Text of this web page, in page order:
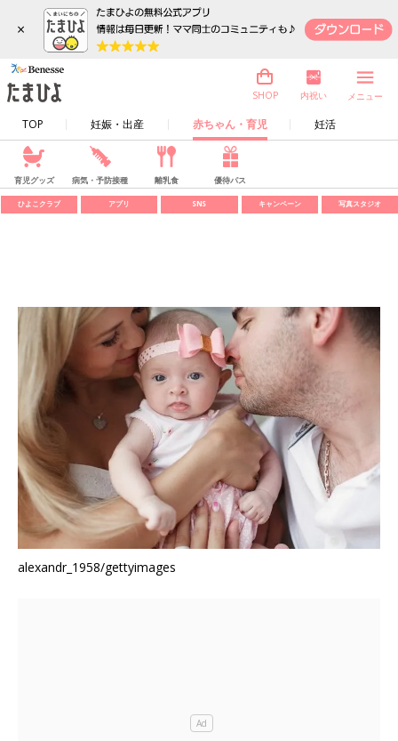
×
TOP 妊娠・出産 赤ちゃん・育児 妊活
SHOP 内祝い メニュー
育児グッズ 病気・予防接種 離乳食 優待パス
ひよこクラブ アプリ SNS キャンペーン 写真スタジオ
alexandr_1958/gettyimages